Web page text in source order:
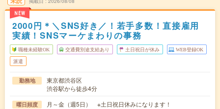
NEW
2000円＊＼SNS好き／！若手多数！直接雇用
実績！SNSマーケまわりの事務
職種未経験OK 交通費別途支給あり 土日祝日が休み WEB登録OK
派遣
勤務地
東京都渋谷区
渋谷駅から徒歩4分
曜日頻度 月～金（週5日） ※土日祝日休みになります！